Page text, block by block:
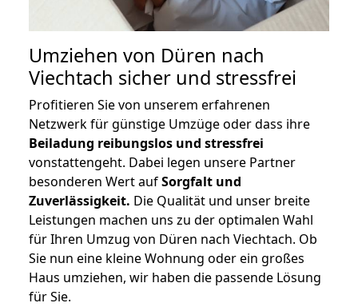
Umziehen von Düren nach
Viechtach sicher und stressfrei
Profitieren Sie von unserem erfahrenen
Netzwerk für günstige Umzüge oder dass ihre
Beiladung reibungslos und stressfrei
vonstattengeht. Dabei legen unsere Partner
besonderen Wert aufSorgfalt und
Zuverlässigkeit. Die Qualität und unser breite
Leistungen machen uns zu der optimalen Wahl
für Ihren Umzug von Düren nach Viechtach. Ob
Sie nun eine kleine Wohnung oder ein großes
Haus umziehen, wir haben die passende Lösung
für Sie.